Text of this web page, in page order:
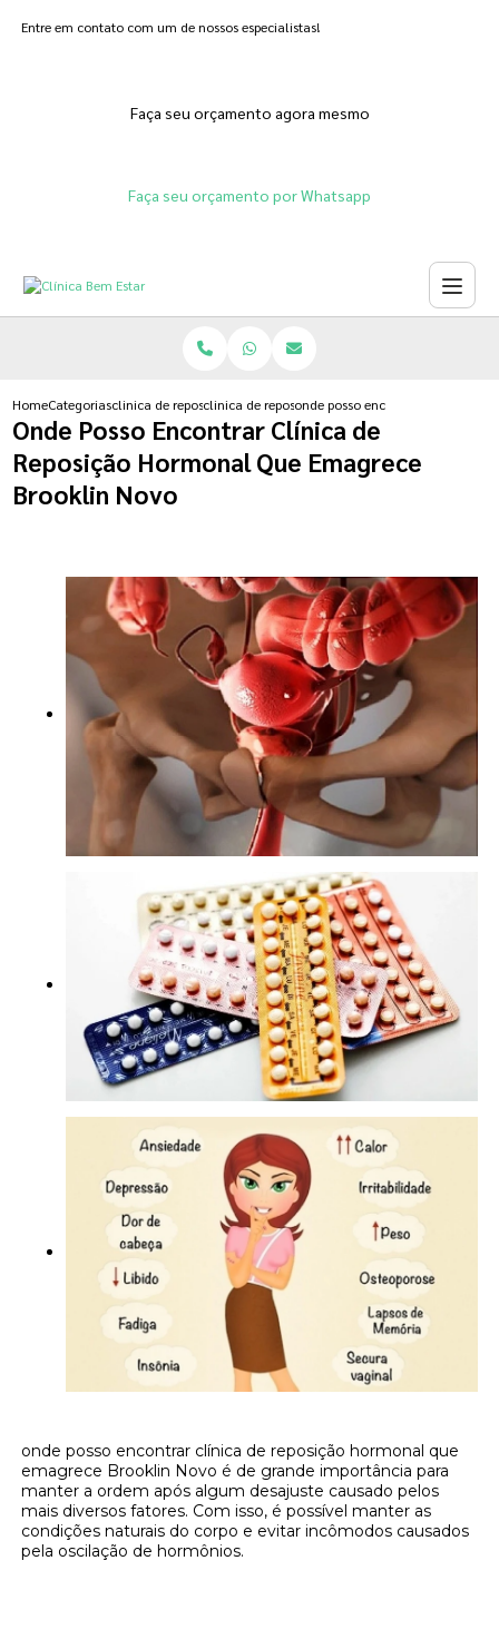
Entre em contato com um de nossos especialistas!
Faça seu orçamento agora mesmo
Faça seu orçamento por Whatsapp
HomeCategoriasclinica de reposicao hormonalclinica de reposicao hormonal feminina
onde posso encontrar clinica de
Onde Posso Encontrar Clínica de
Reposição Hormonal Que Emagrece
Brooklin Novo
onde posso encontrar clínica de reposição hormonal que
emagrece Brooklin Novo é de grande importância para
manter a ordem após algum desajuste causado pelos
mais diversos fatores. Com isso, é possível manter as
condições naturais do corpo e evitar incômodos causados
pela oscilação de hormônios.